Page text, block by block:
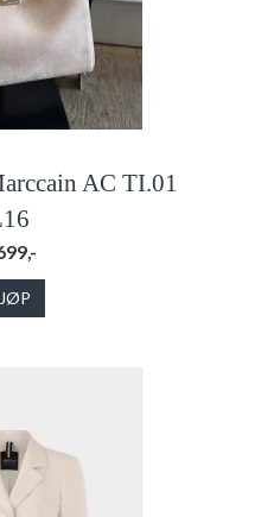
AC TI.01